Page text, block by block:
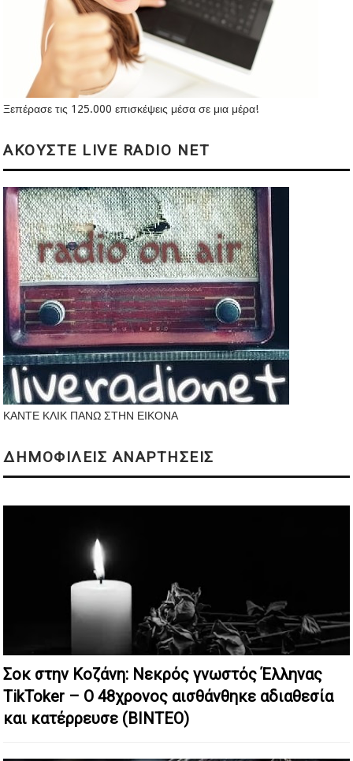
Ξεπέρασε τις 125.000 επισκέψεις μέσα σε μια μέρα!
ΑΚΟΥΣΤΕ LIVE RADIO NET
ΚΑΝΤΕ ΚΛΙΚ ΠΑΝΩ ΣΤΗΝ ΕΙΚΟΝΑ
ΔΗΜΟΦΙΛΕΙΣ ΑΝΑΡΤΗΣΕΙΣ
Σοκ στην Κοζάνη: Nεκρός γνωστός Έλληνας
TikToker – Ο 48χρονος αισθάνθηκε αδιαθεσία
και κατέρρευσε (ΒΙΝΤΕΟ)